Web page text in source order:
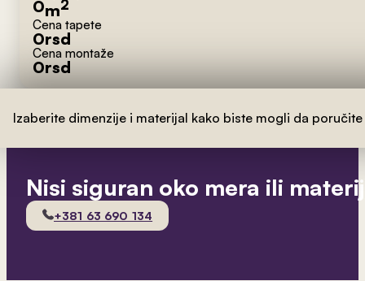
0m2
Cena tapete
0rsd
Cena montaže
0rsd
Izaberite dimenzije i materijal kako biste mogli da
Nisi siguran oko mera ili
+381 63 690 134